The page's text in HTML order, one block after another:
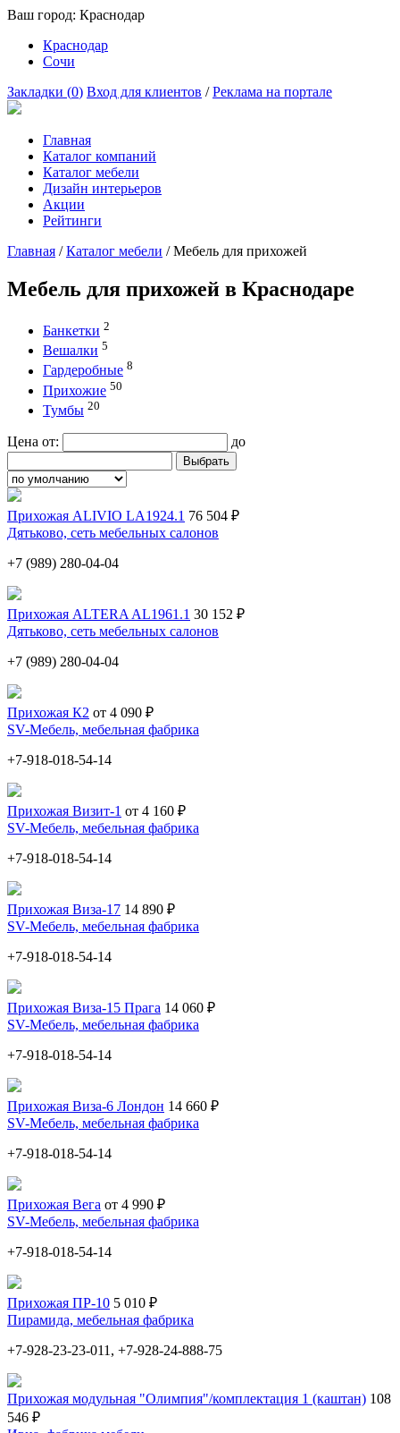
Ваш город: Краснодар
Краснодар
Сочи
Закладки (0) Вход для клиентов /Реклама на портале
Главная
Каталог компаний
Каталог мебели
Дизайн интерьеров
Акции
Рейтинги
Главная /Каталог мебели /Мебель для прихожей
Мебель для прихожей в Краснодаре
Банкетки 2
Вешалки 5
Гардеробные 8
Прихожие 50
Тумбы 20
Цена от: до
Прихожая ALIVIO LA1924.1 76 504 ₽
Дятьково, сеть мебельных салонов
+7 (989) 280-04-04
Прихожая ALTERA AL1961.1 30 152 ₽
Дятьково, сеть мебельных салонов
+7 (989) 280-04-04
Прихожая К2 от 4 090 ₽
SV-Мебель, мебельная фабрика
+7-918-018-54-14
Прихожая Визит-1 от 4 160 ₽
SV-Мебель, мебельная фабрика
+7-918-018-54-14
Прихожая Виза-17 14 890 ₽
SV-Мебель, мебельная фабрика
+7-918-018-54-14
Прихожая Виза-15 Прага 14 060 ₽
SV-Мебель, мебельная фабрика
+7-918-018-54-14
Прихожая Виза-6 Лондон 14 660 ₽
SV-Мебель, мебельная фабрика
+7-918-018-54-14
Прихожая Вега от 4 990 ₽
SV-Мебель, мебельная фабрика
+7-918-018-54-14
Прихожая ПР-10 5 010 ₽
Пирамида, мебельная фабрика
+7-928-23-23-011, +7-928-24-888-75
Прихожая модульная "Олимпия"/комплектация 1 (каштан) 108
546 ₽